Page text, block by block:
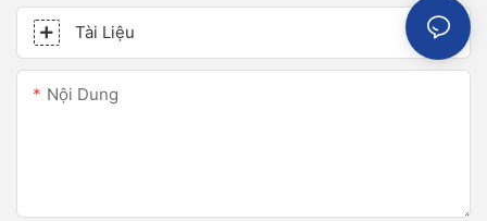
Tài Liệu
Nội Dung